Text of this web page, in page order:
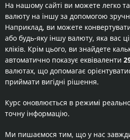
На нашому сайті ви можете легко
валюту на іншу за допомогою
Наприклад, ви можете
або будь-яку іншу валюту, яка вас
кліків. Крім цього, ви знайдете
автоматично показує еквіваленти
валютах, що допомагає
приймати вигідні рішення.
Курс оновлюється в режимі
точну інформацію.
Ми пишаємося тим, що у нас завжди